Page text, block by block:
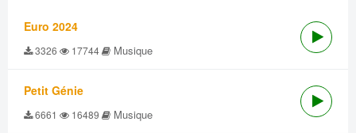
Euro 2024
3326 17744 Musique
Petit Génie
6661 16489 Musique